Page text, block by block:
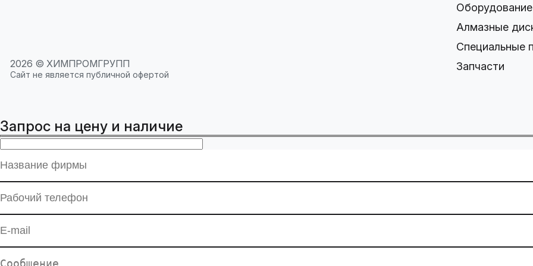
2026 © ХИМПРОМГРУПП
Сайт не является публичной офертой
Оборудование
Алмазные
Специальные
Запчасти
Запрос на цену и наличие